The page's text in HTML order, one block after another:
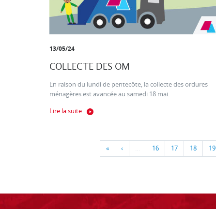
13/05/24
COLLECTE DES OM
En raison du lundi de pentecôte, la collecte des ordures
ménagères est avancée au samedi 18 mai.
Lire la suite
« ‹ … 16 17 18 19